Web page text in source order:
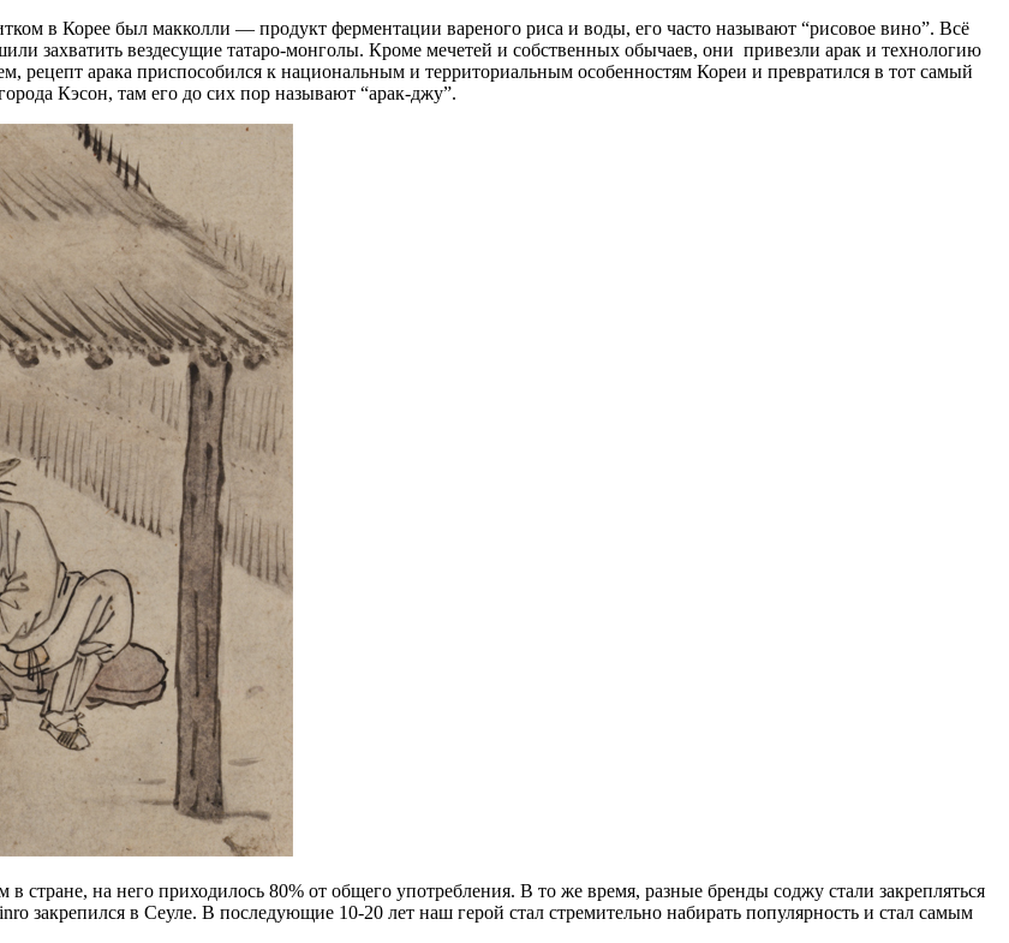
в Корее был макколли — продукт ферментации вареного риса и воды, его часто называют “рисовое вино”. Всё
захватить вездесущие татаро-монголы. Кроме мечетей и собственных обычаев, они привезли арак и технологию
рецепт арака приспособился к национальным и территориальным особенностям Кореи и превратился в тот самый
Кэсон, там его до сих пор называют “арак-джу”.
стране, на него приходилось 80% от общего употребления. В то же время, разные бренды соджу стали закрепляться
закрепился в Сеуле. В последующие 10-20 лет наш герой стал стремительно набирать популярность и стал самым